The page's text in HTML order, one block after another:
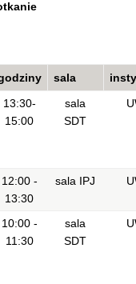
sala
13:30-
15:00
sala
SDT
12:00 -
13:30
sala IPJ
10:00 -
11:30
sala
SDT